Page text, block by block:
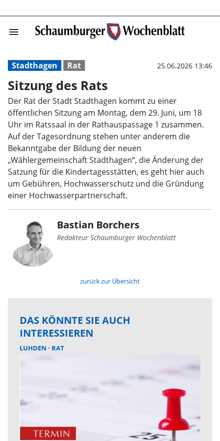
menu Sitzung des
Stadthagen Rat 25.06.2026 13:46
Sitzung des Rats
Der Rat der Stadt Stadthagen kommt zu einer
öffentlichen Sitzung am Montag, dem 29. Juni, um 18
Uhr im Ratssaal in der Rathauspassage 1 zusammen.
Auf der Tagesordnung stehen unter anderem die
Bekanntgabe der Bildung der neuen
„Wählergemeinschaft Stadthagen“, die Änderung der
Satzung für die Kindertagesstätten, es geht hier auch
um Gebühren, Hochwasserschutz und die Gründung
einer Hochwasserpartnerschaft.
Bastian Borchers
Redakteur Schaumburger Wochenblatt
zurück zur Übersicht
DAS KÖNNTE SIE AUCH
INTERESSIEREN
LUHDEN RAT